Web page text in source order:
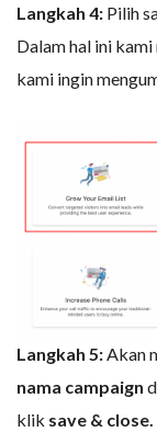
Langkah 4: Pilih
Dalam hal ini
kami ingin
Langkah 5:Akan
nama campaign
klik save & close.